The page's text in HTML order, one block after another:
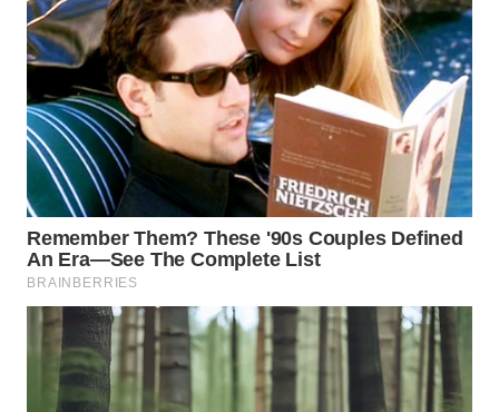
WAHANA
ADVOKAT
WAHANA
INFRASTRUKTUR
WAHANA
KONSUMEN
WAHANA
LISTRIK
WAHANA
TRAVEL